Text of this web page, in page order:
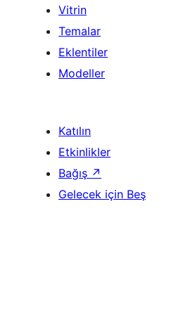
Vitrin
Temalar
Eklentiler
Modeller
Katılın
Etkinlikler
Bağış ↗
Gelecek için Beş